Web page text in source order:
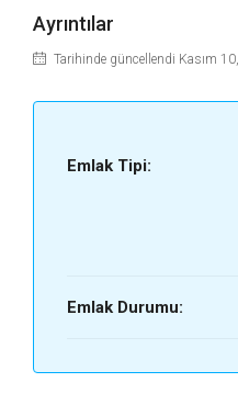
Ayrıntılar
Tarihinde güncellendi Kasım
Emlak Tipi:
Emlak Durumu: